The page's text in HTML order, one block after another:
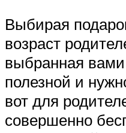
Выбирая
возраст
выбранная
полезной и
вот для
совершенно